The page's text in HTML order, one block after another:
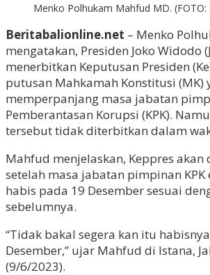
Menko Polhukam Mahfud MD.
Beritabalionline.net – Menko
mengatakan, Presiden Joko Widodo
menerbitkan Keputusan Presiden
putusan Mahkamah Konstitusi (MK)
memperpanjang masa jabatan
Pemberantasan Korupsi (KPK).
tersebut tidak diterbitkan dalam
Mahfud menjelaskan, Keppres
setelah masa jabatan pimpinan KPK
habis pada 19 Desember sesuai
sebelumnya.
“Tidak bakal segera kan itu
Desember,” ujar Mahfud di Istana,
(9/6/2023).